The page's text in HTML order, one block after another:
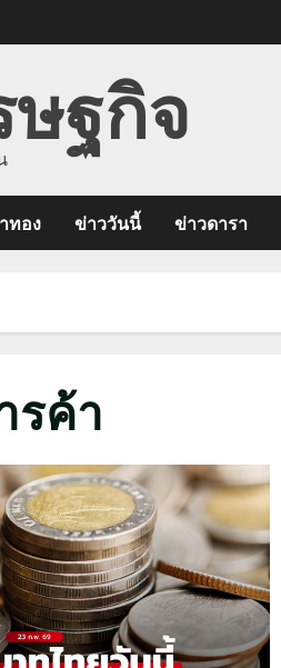
ษฐกิจ
ทอง ข่าววันนี้ ข่าวดารา
รค้า